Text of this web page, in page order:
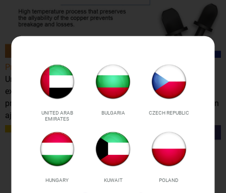
Profundidad de forja perfecta
Una gama completa de herramientas de forjado facilita la
expansión de la tubería HVAC, el tapón de forjado
proporcionará una gran profundidad de intercambio para un
ajuste perfecto.
UNITED ARAB
EMIRATES
BULGARIA CZECH REPUBLIC
HUNGARY KUWAIT POLAND